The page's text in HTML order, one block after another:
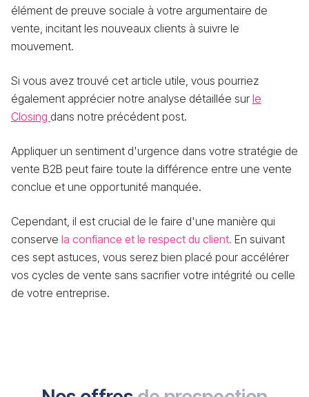
élément de preuve sociale à votre argumentaire de
vente, incitant les nouveaux clients à suivre le
mouvement.
Si vous avez trouvé cet article utile, vous pourriez
également apprécier notre analyse détaillée sur le
Closing dans notre précédent post.
Appliquer un sentiment d'urgence dans votre stratégie de
vente B2B peut faire toute la différence entre une vente
conclue et une opportunité manquée.
Cependant, il est crucial de le faire d'une manière qui
conserve la confiance et le respect du client. En suivant
ces sept astuces, vous serez bien placé pour accélérer
vos cycles de vente sans sacrifier votre intégrité ou celle
de votre entreprise.